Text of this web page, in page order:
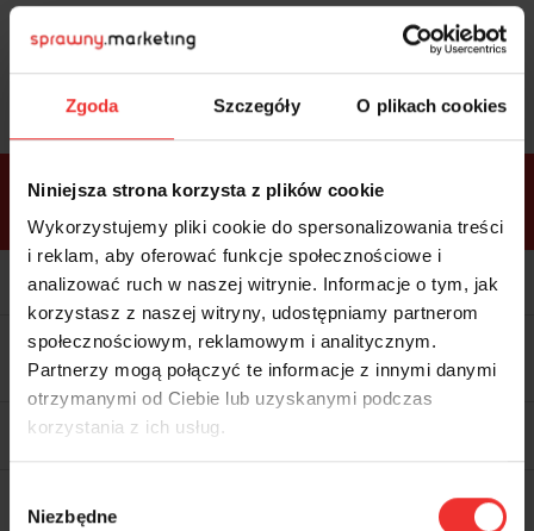
Zgoda Szczegóły O plikach cookies
Niniejsza strona korzysta z plików cookie
Wykorzystujemy pliki cookie do spersonalizowania treści
i reklam, aby oferować funkcje społecznościowe i
analizować ruch w naszej witrynie. Informacje o tym, jak
korzystasz z naszej witryny, udostępniamy partnerom
społecznościowym, reklamowym i analitycznym.
Partnerzy mogą połączyć te informacje z innymi danymi
otrzymanymi od Ciebie lub uzyskanymi podczas
korzystania z ich usług.
zgody
Niezbędne
Sprawdź bonusyi wybierz bilet
ramach
pakietów
VIP Premium
Kolacja z prelegentami i before
party (Hotel Sheraton, 27.10) tylko
w bilecie ALLPASS VIP
Dedykowana strefa VIP z
możliwością networkingu z
prelegentami i wystawcami w
komfortowych warunkach
Materiały video z poprzedniej
edycji konferencji
WARTOŚĆ: 1970 zł
WARTOŚĆ: 1970 zł